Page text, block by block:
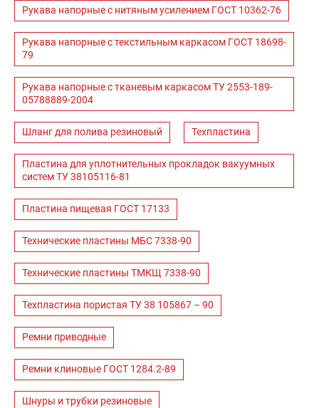
Рукава напорные с нитяным усилением ГОСТ 10362-76
Рукава напорные с текстильным каркасом ГОСТ 18698-
79
Рукава напорные с тканевым каркасом ТУ 2553-189-
05788889-2004
Шланг для полива резиновый Техпластина
Пластина для уплотнительных прокладок вакуумных
систем ТУ 38105116-81
Пластина пищевая ГОСТ 17133
Технические пластины МБС 7338-90
Технические пластины ТМКЩ 7338-90
Техпластина пористая ТУ 38 105867 – 90
Ремни приводные
Ремни клиновые ГОСТ 1284.2-89
Шнуры и трубки резиновые